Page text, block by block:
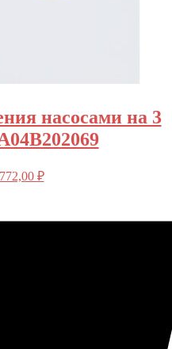
насосами на 3
₽